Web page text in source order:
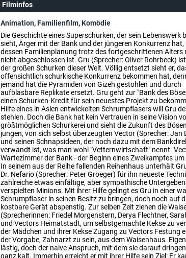
Filminfos
Animation,Familienfilm,Komödie
Die Geschichte eines Superschurken, der sein Lebenswerk
sieht, Ärger mit der Bank und der jüngeren Konkurrenz hat,
dessen Familienplanung trotz des fortgeschrittenen Alters
nicht abgeschlossen ist. Gru (Sprecher: Oliver Rohrbeck)
der großen Schurken dieser Welt. Völlig entsetzt sieht er,
offensichtlich schurkische Konkurrenz bekommen hat,
jemand hat die Pyramiden von Gizeh gestohlen und durch
aufblasbare Replikate ersetzt. Gru geht zur "Bank des
einen Schurken-Kredit für sein neuestes Projekt zu
Hilfe eines in Asien entwickelten Schrumpflasers will Gru
stehlen. Doch die Bank hat kein Vertrauen in seine Vision
größtmöglichen Schurkerei und sieht die Zukunft des
jungen, von sich selbst überzeugten Vector (Sprecher: Jan
und seinen Schnapsideen, der noch dazu mit dem
verwandt ist, was man wohl "Vetternwirtschaft" nennt.
Wartezimmer der Bank - der Beginn eines Zweikampfes
In seinem aus der Reihe fallenden Reihenhaus unterhält
Dr. Nefario (Sprecher: Peter Groeger) für ihn neueste
zahlreiche etwas einfältige, aber sympathische
verspielten Minions. Mit ihrer Hilfe gelingt es Gru in einer
Schrumpflaser in seinen Besitz zu bringen, doch noch auf
kostbare Gerät abspenstig. Zur selben Zeit ziehen die
(Sprecherinnen: Friedel Morgenstern, Derya Flechtner,
und Vectors Heimatstadt, um selbstgemachte Kekse zu
der Mädchen und ihrer Kekse Zugang zu Vectors Festung
der Vorgabe, Zahnarzt zu sein, aus dem Waisenhaus.
lästig, doch der naive Anspruch, mit dem sie darauf
ganz kalt. Immerhin erreicht er mit ihrer Hilfe sein Ziel: Er